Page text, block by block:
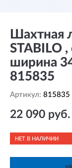
Шахтная
STABILO
ширина
815835
Артикул: 815835
22 090 руб.
НЕТ В НАЛИЧИИ